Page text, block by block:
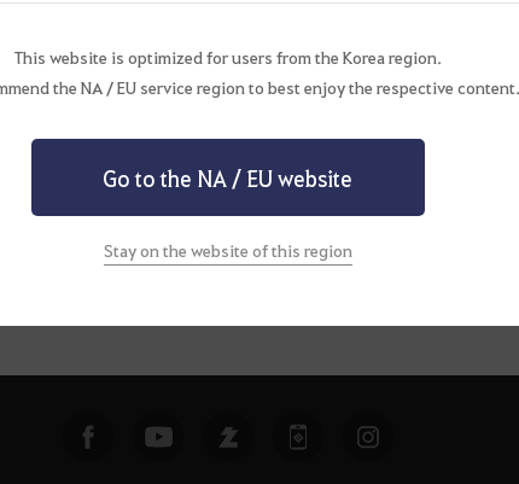
This website is optimized for users from the Korea region.
the NA / EU service region to best enjoy the respective content.
Go to the NA / EU website
Stay on the website of this region